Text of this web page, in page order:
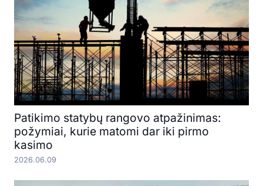
Patikimo statybų rangovo atpažinimas:
požymiai, kurie matomi dar iki pirmo
kasimo
2026.06.09